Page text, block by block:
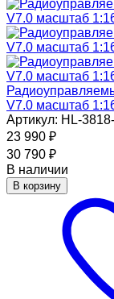
V7.0 масштаб
Артикул: HL-
23 990 ₽
30 790 ₽
В наличии
В корзину